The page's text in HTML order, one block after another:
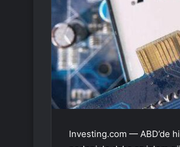
Investing.com — ABD’de